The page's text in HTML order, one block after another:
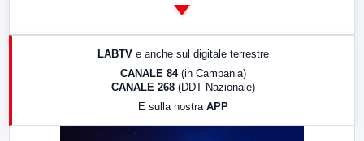
17:00 LabNews (replica)
LABTV e anche sul digitale terrestre
CANALE 84 (in Campania)
CANALE 268 (DDT Nazionale)
E sulla nostra APP